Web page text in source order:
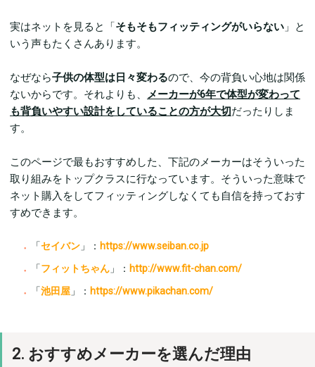
実はネットを見ると「 そもそもフィッティングがいらない 」と
いう声もたくさんあります。
なぜなら子供の体型は日々変わるので、今の背負い心地は関係
ないからです。それよりも、 メーカーが6年で体型が変わって
も背負いやすい設計をしていることの方が大切だったりしま
す。
このページで最もおすすめした、下記のメーカーはそういった
取り組みをトップクラスに行なっています。そういった意味で
ネット購入をしてフィッティングしなくても自信を持っておす
すめできます。
「セイバン 」： https://www.seiban.co.jp
「フィットちゃん 」： http://www.fit-chan.com/
「池田屋 」： https://www.pikachan.com/
2. おすすめメーカーを選んだ理由